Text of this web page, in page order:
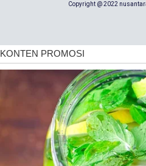
Copyright @ 2022